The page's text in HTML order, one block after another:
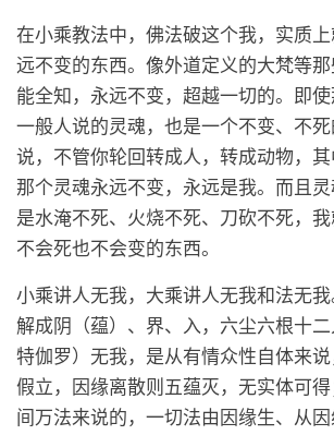
在小乘教法中，佛法破这个我，实质
远不变的东西。像外道定义的大梵等
能全知，永远不变，超越一切的。即
一般人说的灵魂，也是一个不变、不
说，不管你轮回转成人，转成动物，其
那个灵魂永远不变，永远是我。而且
是水淹不死、火烧不死、刀砍不死，
不会死也不会变的东西。
小乘讲人无我，大乘讲人无我和法无
解成阴（蕴）、界、入，六尘六根十
特伽罗）无我，是从有情众性自体来说
假立，因缘离散则五蕴灭，无实体可
间万法来说的，一切法由因缘生、从